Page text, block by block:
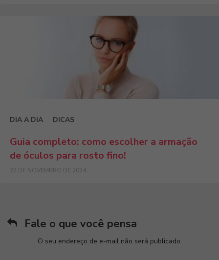
DIA A DIA DICAS
Guia completo: como escolher a armação
de óculos para rosto fino!
22 DE NOVEMBRO DE 2024
Fale o que você pensa
O seu endereço de e-mail não será publicado.